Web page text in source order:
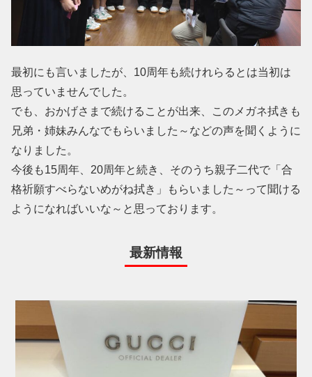
最初にも言いましたが、10周年も続けれらるとは当初は
思っていませんでした。
でも、おかげさまで続けることが出来、このメガネ拭きも
兄弟・姉妹みんなでもらいました～などの声を聞くように
なりました。
今後も15周年、20周年と続き、そのうち親子二代で「合
格祈願すべらないめがね拭き」もらいました～って聞ける
ようになればいいな～と思っております。
最新情報